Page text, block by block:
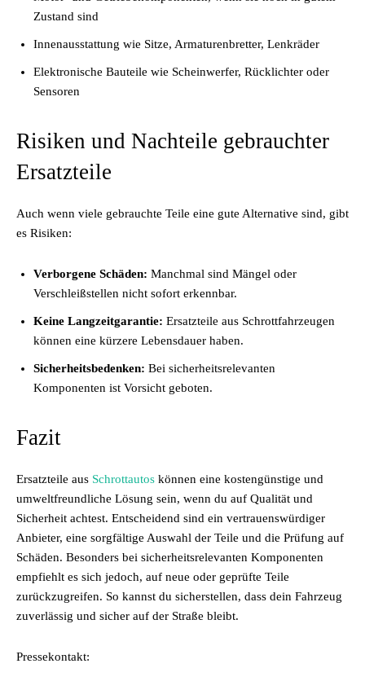
Zustand sind
Innenausstattung wie Sitze, Armaturenbretter, Lenkräder
Elektronische Bauteile wie Scheinwerfer, Rücklichter oder
Sensoren
Risiken und Nachteile gebrauchter
Ersatzteile
Auch wenn viele gebrauchte Teile eine gute Alternative sind, gibt
es Risiken:
Verborgene Schäden: Manchmal sind Mängel oder
Verschleißstellen nicht sofort erkennbar.
Keine Langzeitgarantie: Ersatzteile aus Schrottfahrzeugen
können eine kürzere Lebensdauer haben.
Sicherheitsbedenken: Bei sicherheitsrelevanten
Komponenten ist Vorsicht geboten.
Fazit
Ersatzteile aus Schrottautos können eine kostengünstige und
umweltfreundliche Lösung sein, wenn du auf Qualität und
Sicherheit achtest. Entscheidend sind ein vertrauenswürdiger
Anbieter, eine sorgfältige Auswahl der Teile und die Prüfung auf
Schäden. Besonders bei sicherheitsrelevanten Komponenten
empfiehlt es sich jedoch, auf neue oder geprüfte Teile
zurückzugreifen. So kannst du sicherstellen, dass dein Fahrzeug
zuverlässig und sicher auf der Straße bleibt.
Pressekontakt: